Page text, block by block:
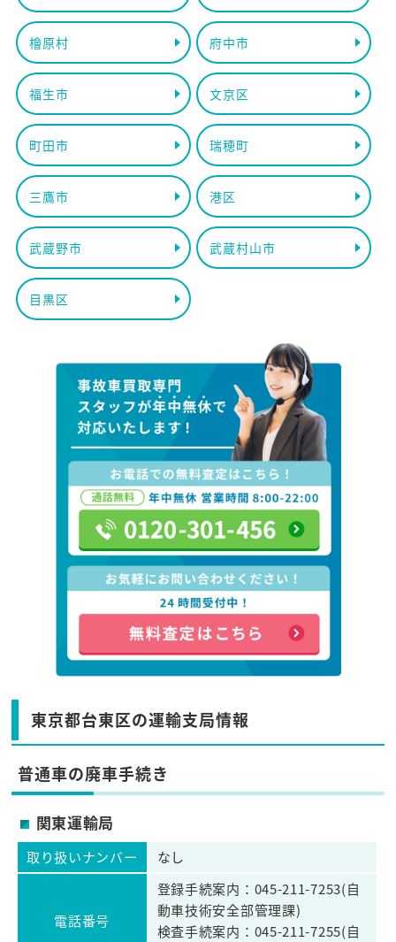
檜原村 府中市
福生市 文京区
町田市 瑞穂町
三鷹市 港区
武蔵野市 武蔵村山市
目黒区
東京都台東区の運輸支局情報
普通車の廃車手続き
関東運輸局
取り扱いナンバー なし
電話番号
登録手続案内：045-211-7253(自
動車技術安全部管理課)
検査手続案内：045-211-7255(自